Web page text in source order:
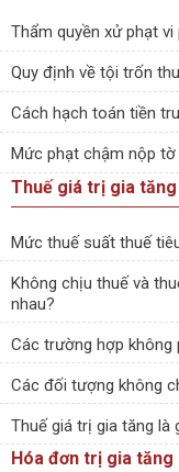
Thẩm quyền xử phạt
Quy định về tội trốn
Cách hạch toán tiền
Mức phạt chậm nộp tờ
Thuế giá trị gia tăng
Mức thuế suất thuế
Không chịu thuế và
nhau?
Các trường hợp không
Các đối tượng không
Thuế giá trị gia tăng là
Hóa đơn trị gia tăng